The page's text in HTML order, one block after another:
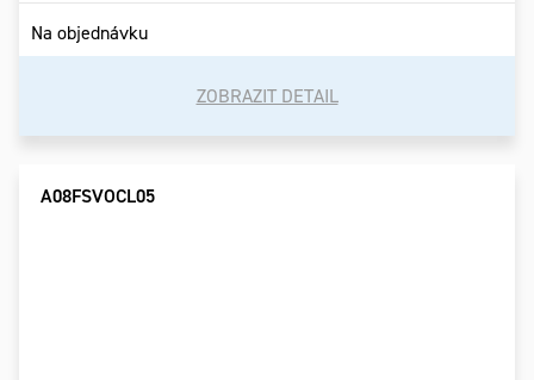
Na objednávku
ZOBRAZIT DETAIL
A08FSVOCL05